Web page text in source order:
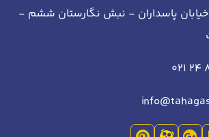
پاسداران - نبش نگارستان ششم -
021 24